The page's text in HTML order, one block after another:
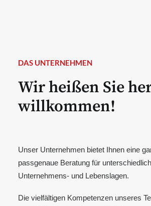
DAS UNTERNEHMEN
Wir heißen Sie
willkommen!
Unser Unternehmen bietet Ihnen eine
passgenaue Beratung für
Unternehmens- und Lebenslagen.
Die vielfältigen Kompetenzen unseres